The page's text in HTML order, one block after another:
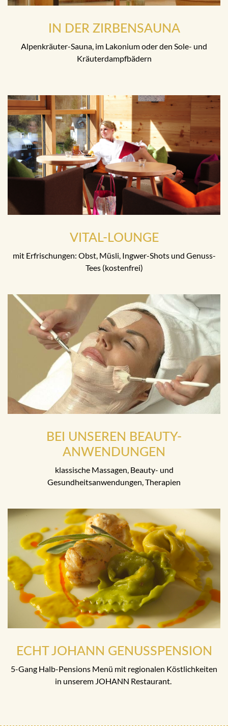
IN DER ZIRBENSAUNA
Alpenkräuter-Sauna, im Lakonium oder den Sole- und
Kräuterdampfbädern
VITAL-LOUNGE
mit Erfrischungen: Obst, Müsli, Ingwer-Shots und Genuss-
Tees (kostenfrei)
BEI UNSEREN BEAUTY-
ANWENDUNGEN
klassische Massagen, Beauty- und
Gesundheitsanwendungen, Therapien
ECHT JOHANN GENUSSPENSION
5-Gang Halb-Pensions Menü mit regionalen Köstlichkeiten
in unserem JOHANN Restaurant.